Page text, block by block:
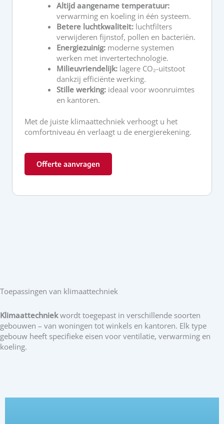
Altijd aangename temperatuur:
verwarming en koeling in één systeem.
Betere luchtkwaliteit:luchtfilters
verwijderen fijnstof, pollen en bacteriën.
Energiezuinig:moderne systemen
werken met invertertechnologie.
Milieuvriendelijk:lagere CO₂-uitstoot
dankzij efficiënte werking.
Stille werking:ideaal voor woonruimtes
en kantoren.
Met de juiste klimaattechniek verhoogt u het
comfortniveau én verlaagt u de energierekening.
Offerte aanvragen
Toepassingen van klimaattechniek
Klimaattechniekwordt toegepast in verschillende soorten
gebouwen – van woningen tot winkels en kantoren. Elk type
gebouw heeft specifieke eisen voor ventilatie, verwarming en
koeling.